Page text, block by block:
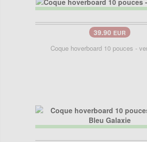
39.90 EUR
Coque hoverboard 10 pouces -